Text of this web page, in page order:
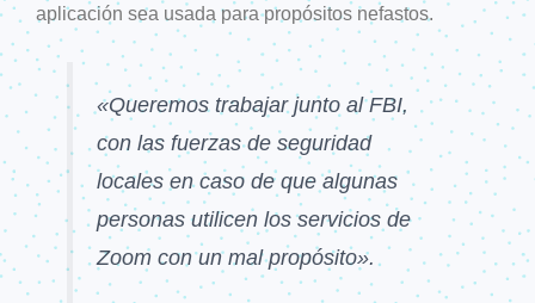
aplicación sea usada para propósitos nefastos.
«Queremos trabajar junto al FBI,
con las fuerzas de seguridad
locales en caso de que algunas
personas utilicen los servicios de
Zoom con un mal propósito».